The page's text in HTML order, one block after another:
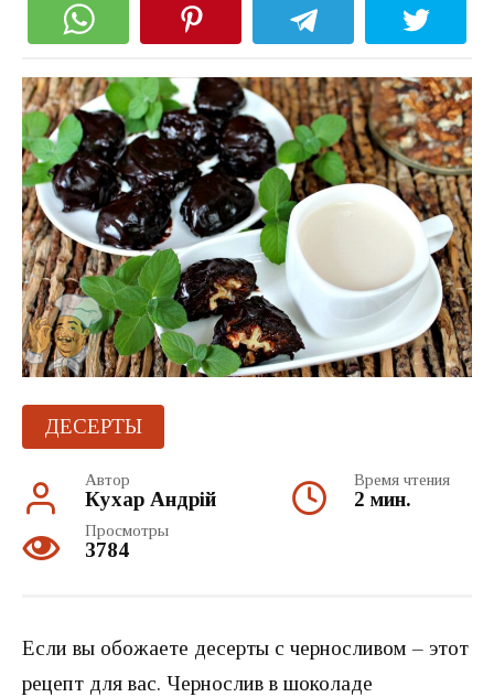
ДЕСЕРТЫ
Автор
Кухар Андрій
Время чтения
2 мин.
Просмотры
3784
Если вы обожаете десерты с черносливом – этот
рецепт для вас. Чернослив в шоколаде